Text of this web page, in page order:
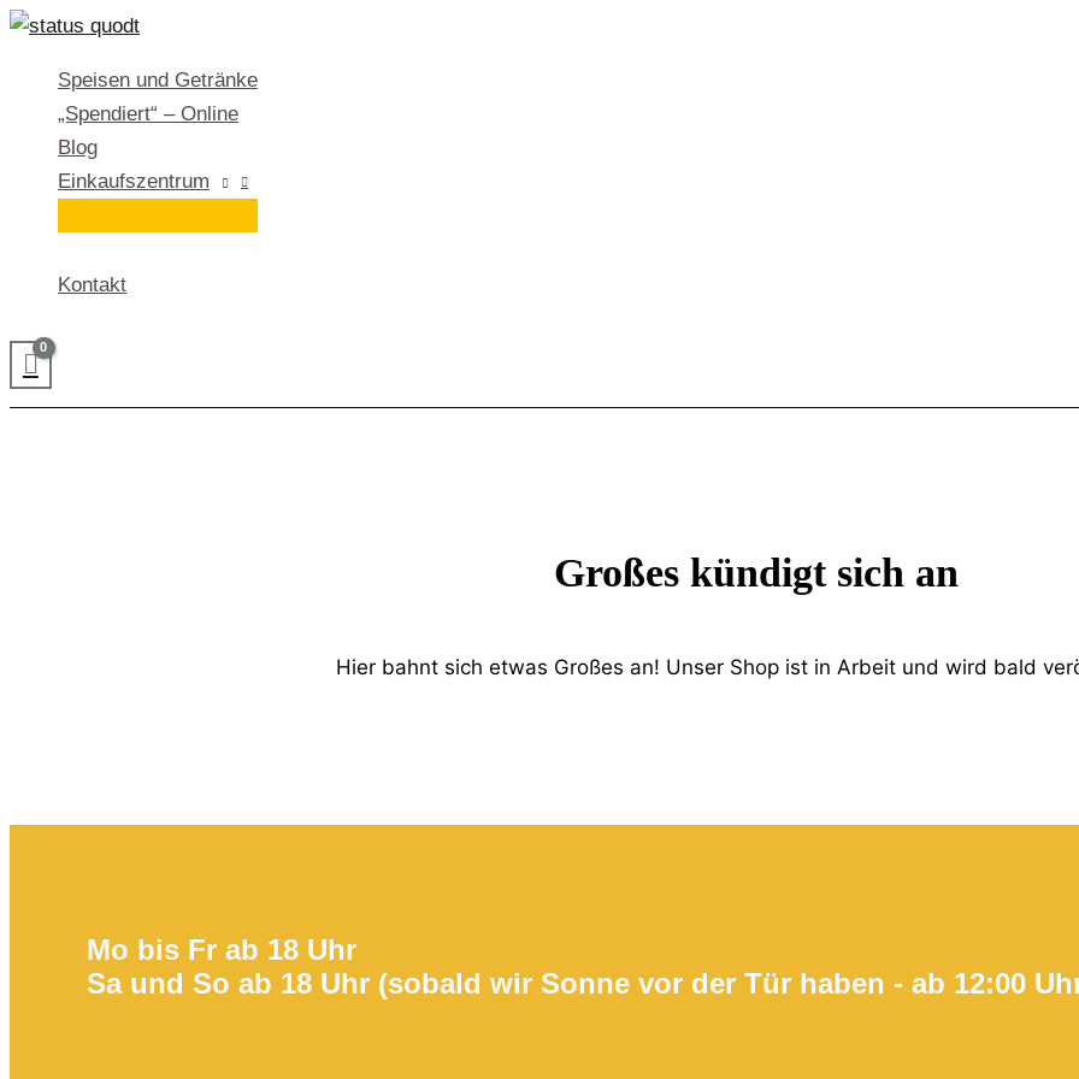
Zum
springenSpeisen und Getränke
„Spendiert“ – Online
Blog
Einkaufszentrum
Kontakt
Großes kündigt sich an
Hier bahnt sich etwas Großes an! Unser Shop ist in Arbeit und wird bald
Mo bis Fr ab 18 Uhr
Sa und So ab 18 Uhr (sobald wir Sonne vor der Tür haben - ab 12:00